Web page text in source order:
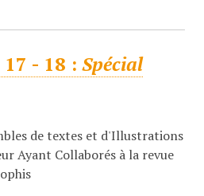
- 18 : Spécial
de textes et d'Illustrations
Ayant Collaborés à la revue